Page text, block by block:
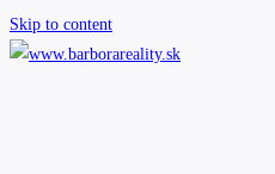
Skip to content